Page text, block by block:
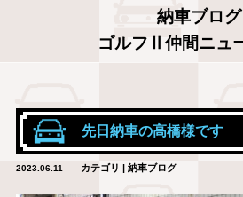
納車ブログ
ゴルフⅡ仲間ニュ
先日納車の高橋様です
2023.06.11 カテゴリ | 納車ブログ